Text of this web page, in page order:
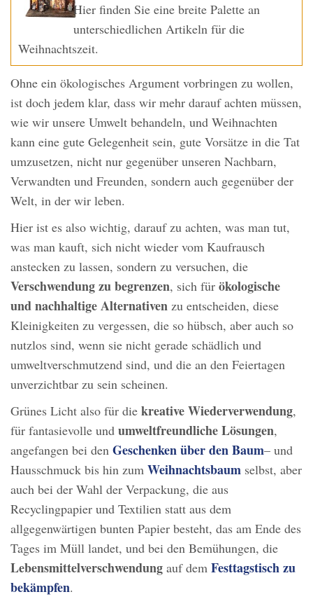
Hier finden Sie eine breite Palette an
unterschiedlichen Artikeln für die
Weihnachtszeit.
Ohne ein ökologisches Argument vorbringen zu wollen,
ist doch jedem klar, dass wir mehr darauf achten müssen,
wie wir unsere Umwelt behandeln, und Weihnachten
kann eine gute Gelegenheit sein, gute Vorsätze in die Tat
umzusetzen, nicht nur gegenüber unseren Nachbarn,
Verwandten und Freunden, sondern auch gegenüber der
Welt, in der wir leben.
Hier ist es also wichtig, darauf zu achten, was man tut,
was man kauft, sich nicht wieder vom Kaufrausch
anstecken zu lassen, sondern zu versuchen, die
Verschwendung zu begrenzen, sich für ökologische
und nachhaltige Alternativen zu entscheiden, diese
Kleinigkeiten zu vergessen, die so hübsch, aber auch so
nutzlos sind, wenn sie nicht gerade schädlich und
umweltverschmutzend sind, und die an den Feiertagen
unverzichtbar zu sein scheinen.
Grünes Licht also für die kreative Wiederverwendung,
für fantasievolle und umweltfreundliche Lösungen,
angefangen bei den Geschenken über den Baum– und
Hausschmuck bis hin zum Weihnachtsbaum selbst, aber
auch bei der Wahl der Verpackung, die aus
Recyclingpapier und Textilien statt aus dem
allgegenwärtigen bunten Papier besteht, das am Ende des
Tages im Müll landet, und bei den Bemühungen, die
Lebensmittelverschwendung auf dem Festtagstisch zu
bekämpfen.